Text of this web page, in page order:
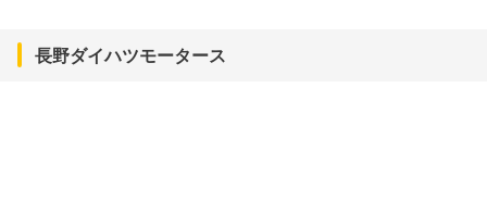
長野ダイハツモータース